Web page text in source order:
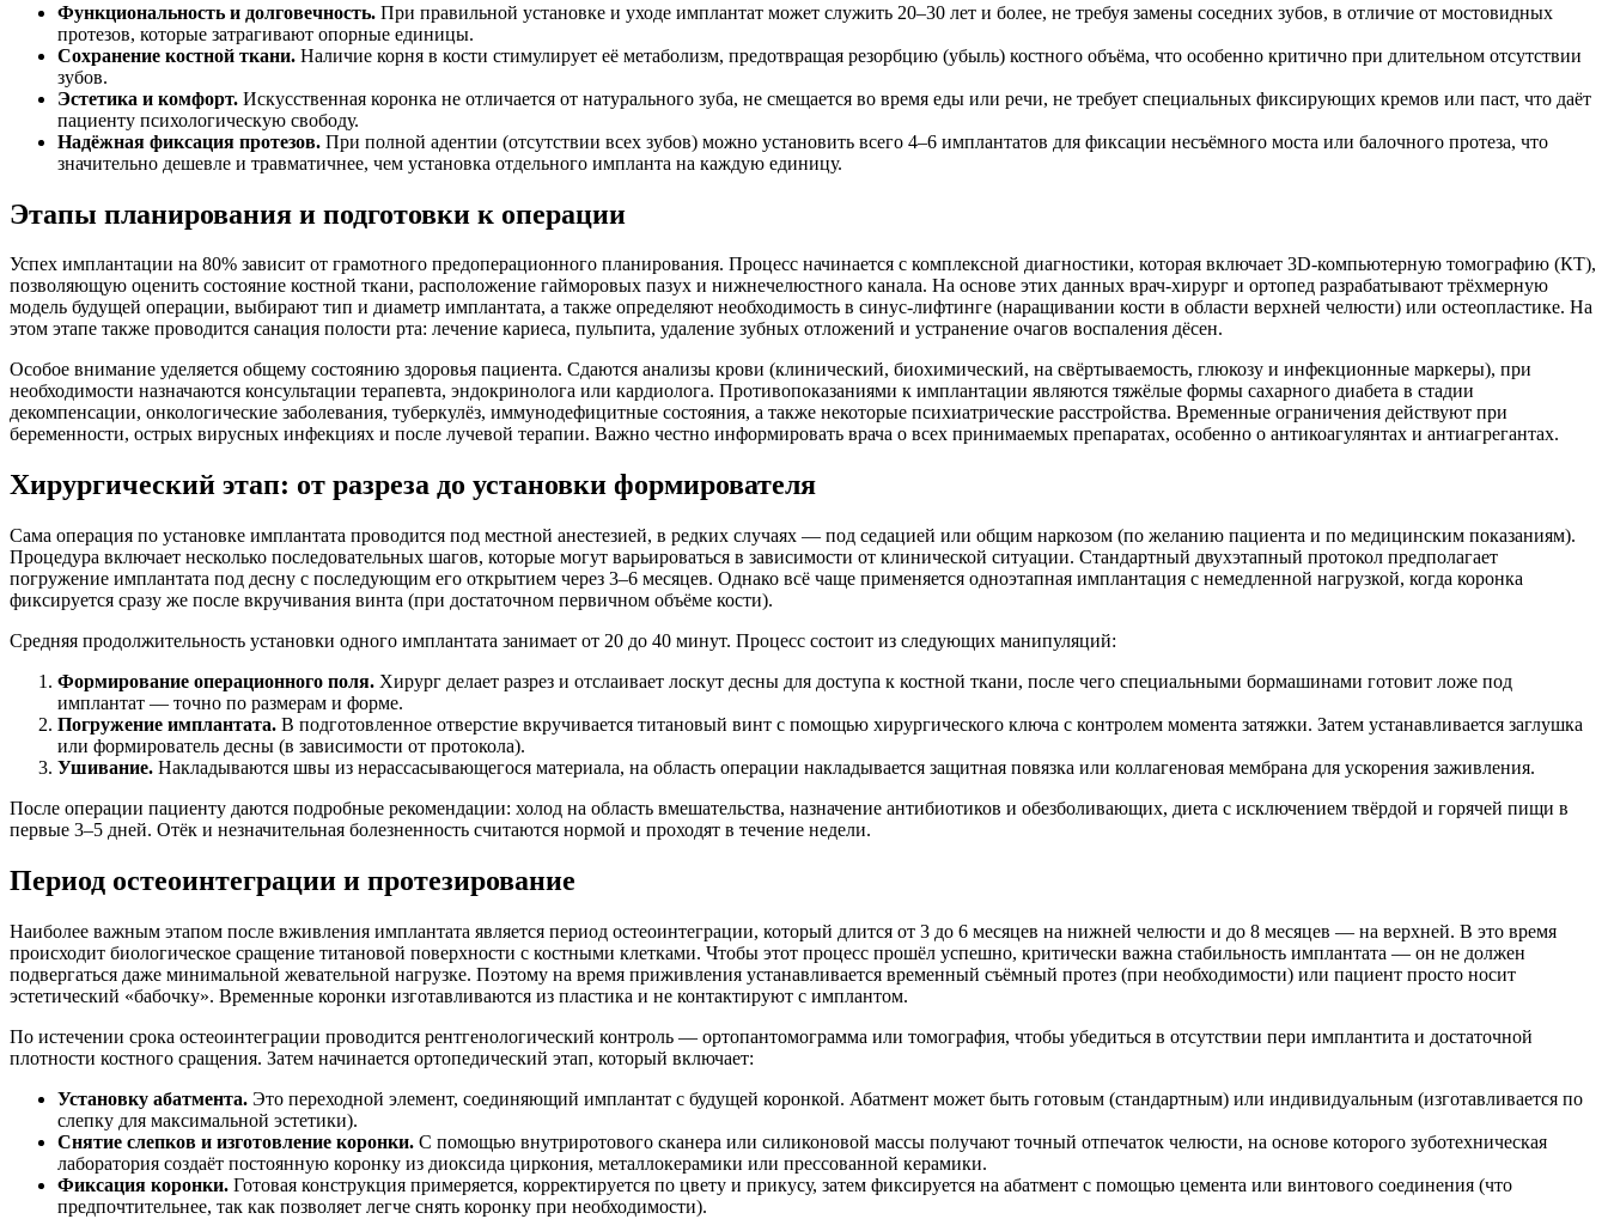
Функциональность и долговечность. При правильной установке и уходе имплантат может служить 20–30 лет и более, не требуя замены соседних зубов, в отличие от мостовидных
протезов, которые затрагивают опорные единицы.
Сохранение костной ткани. Наличие корня в кости стимулирует её метаболизм, предотвращая резорбцию (убыль) костного объёма, что особенно критично при длительном отсутствии
зубов.
Эстетика и комфорт. Искусственная коронка не отличается от натурального зуба, не смещается во время еды или речи, не требует специальных фиксирующих кремов или паст, что даёт
пациенту психологическую свободу.
Надёжная фиксация протезов. При полной адентии (отсутствии всех зубов) можно установить всего 4–6 имплантатов для фиксации несъёмного моста или балочного протеза, что
значительно дешевле и травматичнее, чем установка отдельного импланта на каждую единицу.
Этапы планирования и подготовки к операции
Успех имплантации на 80% зависит от грамотного предоперационного планирования. Процесс начинается с комплексной диагностики, которая включает 3D-компьютерную томографию (КТ),
позволяющую оценить состояние костной ткани, расположение гайморовых пазух и нижнечелюстного канала. На основе этих данных врач-хирург и ортопед разрабатывают трёхмерную
модель будущей операции, выбирают тип и диаметр имплантата, а также определяют необходимость в синус-лифтинге (наращивании кости в области верхней челюсти) или остеопластике. На
этом этапе также проводится санация полости рта: лечение кариеса, пульпита, удаление зубных отложений и устранение очагов воспаления дёсен.
Особое внимание уделяется общему состоянию здоровья пациента. Сдаются анализы крови (клинический, биохимический, на свёртываемость, глюкозу и инфекционные маркеры), при
необходимости назначаются консультации терапевта, эндокринолога или кардиолога. Противопоказаниями к имплантации являются тяжёлые формы сахарного диабета в стадии
декомпенсации, онкологические заболевания, туберкулёз, иммунодефицитные состояния, а также некоторые психиатрические расстройства. Временные ограничения действуют при
беременности, острых вирусных инфекциях и после лучевой терапии. Важно честно информировать врача о всех принимаемых препаратах, особенно о антикоагулянтах и антиагрегантах.
Хирургический этап: от разреза до установки формирователя
Сама операция по установке имплантата проводится под местной анестезией, в редких случаях — под седацией или общим наркозом (по желанию пациента и по медицинским показаниям).
Процедура включает несколько последовательных шагов, которые могут варьироваться в зависимости от клинической ситуации. Стандартный двухэтапный протокол предполагает
погружение имплантата под десну с последующим его открытием через 3–6 месяцев. Однако всё чаще применяется одноэтапная имплантация с немедленной нагрузкой, когда коронка
фиксируется сразу же после вкручивания винта (при достаточном первичном объёме кости).
Средняя продолжительность установки одного имплантата занимает от 20 до 40 минут. Процесс состоит из следующих манипуляций:
Формирование операционного поля. Хирург делает разрез и отслаивает лоскут десны для доступа к костной ткани, после чего специальными бормашинами готовит ложе под
имплантат — точно по размерам и форме.
Погружение имплантата. В подготовленное отверстие вкручивается титановый винт с помощью хирургического ключа с контролем момента затяжки. Затем устанавливается заглушка
или формирователь десны (в зависимости от протокола).
Ушивание. Накладываются швы из нерассасывающегося материала, на область операции накладывается защитная повязка или коллагеновая мембрана для ускорения заживления.
После операции пациенту даются подробные рекомендации: холод на область вмешательства, назначение антибиотиков и обезболивающих, диета с исключением твёрдой и горячей пищи в
первые 3–5 дней. Отёк и незначительная болезненность считаются нормой и проходят в течение недели.
Период остеоинтеграции и протезирование
Наиболее важным этапом после вживления имплантата является период остеоинтеграции, который длится от 3 до 6 месяцев на нижней челюсти и до 8 месяцев — на верхней. В это время
происходит биологическое сращение титановой поверхности с костными клетками. Чтобы этот процесс прошёл успешно, критически важна стабильность имплантата — он не должен
подвергаться даже минимальной жевательной нагрузке. Поэтому на время приживления устанавливается временный съёмный протез (при необходимости) или пациент просто носит
эстетический «бабочку». Временные коронки изготавливаются из пластика и не контактируют с имплантом.
По истечении срока остеоинтеграции проводится рентгенологический контроль — ортопантомограмма или томография, чтобы убедиться в отсутствии пери имплантита и достаточной
плотности костного сращения. Затем начинается ортопедический этап, который включает:
Установку абатмента. Это переходной элемент, соединяющий имплантат с будущей коронкой. Абатмент может быть готовым (стандартным) или индивидуальным (изготавливается по
слепку для максимальной эстетики).
Снятие слепков и изготовление коронки. С помощью внутриротового сканера или силиконовой массы получают точный отпечаток челюсти, на основе которого зуботехническая
лаборатория создаёт постоянную коронку из диоксида циркония, металлокерамики или прессованной керамики.
Фиксация коронки. Готовая конструкция примеряется, корректируется по цвету и прикусу, затем фиксируется на абатмент с помощью цемента или винтового соединения (что
предпочтительнее, так как позволяет легче снять коронку при необходимости).